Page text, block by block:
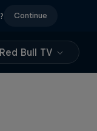
? Continue
Red Bull TV